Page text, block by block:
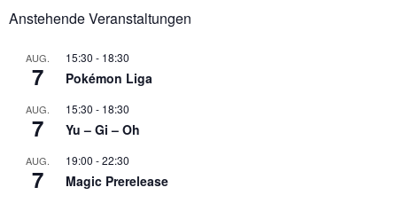
Anstehende Veranstaltungen
AUG.
7
15:30 - 18:30
Pokémon Liga
AUG.
7
15:30 - 18:30
Yu – Gi – Oh
AUG.
7
19:00 -22:30
Magic Prerelease